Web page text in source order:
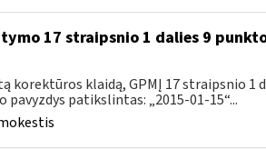
17 straipsnio 1 dalies 9
klaidą, GPMĮ 17 straipsnio 1
patikslintas: „2015-01-15“...